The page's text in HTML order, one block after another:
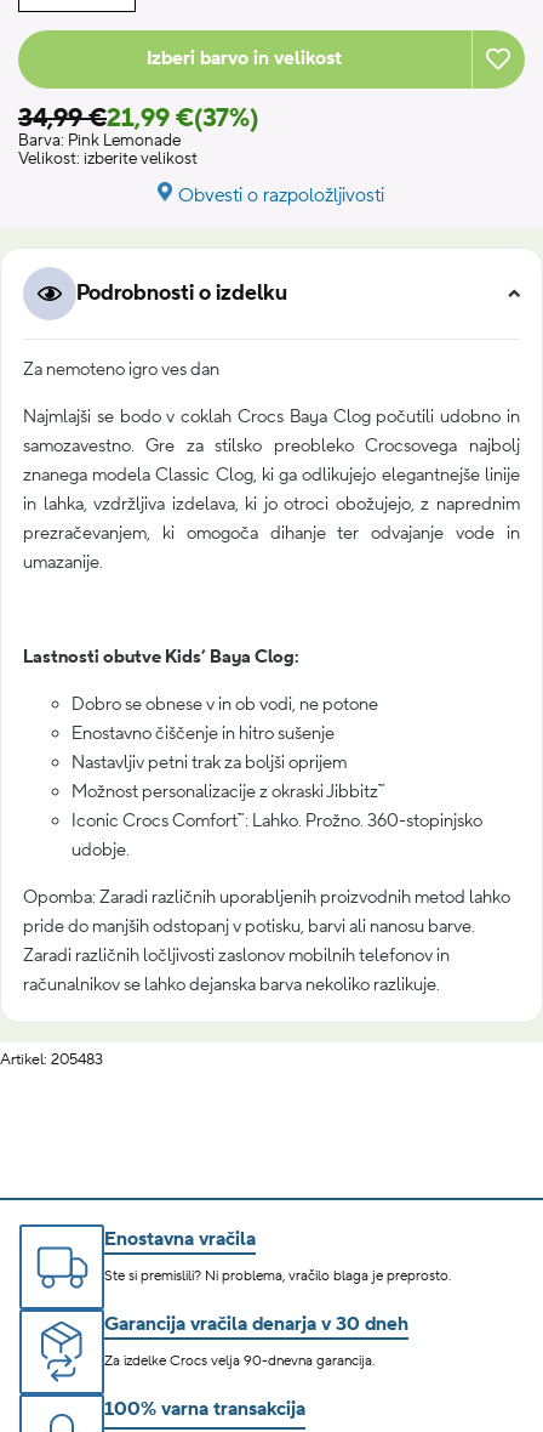
Izberi barvo in velikost
34,99 €21,99 €(37%)
Barva: Pink Lemonade
Velikost: izberite velikost
Obvesti o razpoložljivosti
Podrobnosti o izdelku
Za nemoteno igro ves dan
Najmlajši se bodo v coklah Crocs Baya Clog počutili udobno in
samozavestno. Gre za stilsko preobleko Crocsovega najbolj
znanega modela Classic Clog, ki ga odlikujejo elegantnejše linije
in lahka, vzdržljiva izdelava, ki jo otroci obožujejo, z naprednim
prezračevanjem, ki omogoča dihanje ter odvajanje vode in
umazanije.
Lastnosti obutve Kids’ Baya Clog:
Dobro se obnese v in ob vodi, ne potone
Enostavno čiščenje in hitro sušenje
Nastavljiv petni trak za boljši oprijem
Možnost personalizacije z okraski Jibbitz™
Iconic Crocs Comfort™: Lahko. Prožno. 360-stopinjsko
udobje.
Opomba: Zaradi različnih uporabljenih proizvodnih metod lahko
pride do manjših odstopanj v potisku, barvi ali nanosu barve.
Zaradi različnih ločljivosti zaslonov mobilnih telefonov in
računalnikov se lahko dejanska barva nekoliko razlikuje.
Artikel: 205483
Enostavna vračila
Ste si premislili? Ni problema, vračilo blaga je preprosto.
Garancija vračila denarja v 30 dneh
Za izdelke Crocs velja 90-dnevna garancija.
100% varna transakcija